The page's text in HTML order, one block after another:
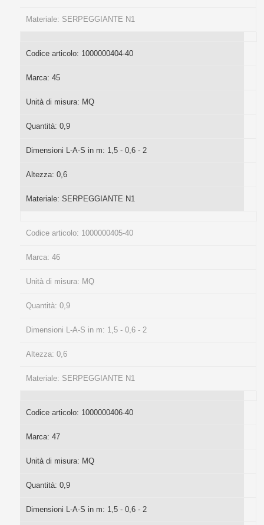
Materiale: SERPEGGIANTE N1
Codice articolo: 1000000404-40
Marca: 45
Unità di misura: MQ
Quantità: 0,9
Dimensioni L-A-S in m: 1,5 - 0,6 - 2
Altezza: 0,6
Materiale: SERPEGGIANTE N1
Codice articolo: 1000000405-40
Marca: 46
Unità di misura: MQ
Quantità: 0,9
Dimensioni L-A-S in m: 1,5 - 0,6 - 2
Altezza: 0,6
Materiale: SERPEGGIANTE N1
Codice articolo: 1000000406-40
Marca: 47
Unità di misura: MQ
Quantità: 0,9
Dimensioni L-A-S in m: 1,5 - 0,6 - 2